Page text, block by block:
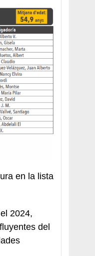
en la lista
2024,
del